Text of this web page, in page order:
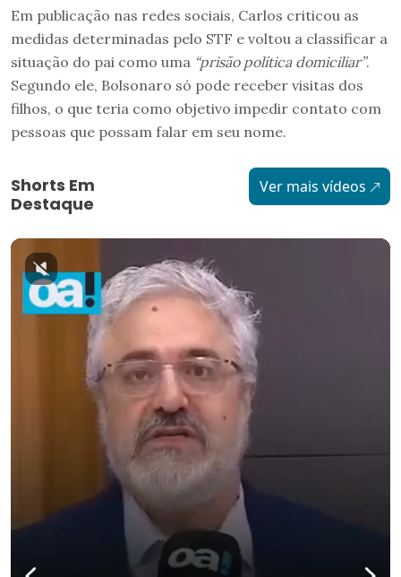
Em publicação nas redes sociais, Carlos criticou as
medidas determinadas pelo STF e voltou a classificar a
situação do pai como uma “prisão política domiciliar”.
Segundo ele, Bolsonaro só pode receber visitas dos
filhos, o que teria como objetivo impedir contato com
pessoas que possam falar em seu nome.
Shorts Em
Destaque
Ver mais vídeos